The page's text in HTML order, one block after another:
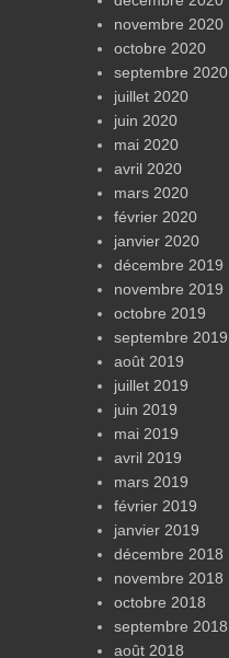
novembre 2020
octobre 2020
septembre 2020
juillet 2020
juin 2020
mai 2020
avril 2020
mars 2020
février 2020
janvier 2020
décembre 2019
novembre 2019
octobre 2019
septembre 2019
août 2019
juillet 2019
juin 2019
mai 2019
avril 2019
mars 2019
février 2019
janvier 2019
décembre 2018
novembre 2018
octobre 2018
septembre 2018
août 2018